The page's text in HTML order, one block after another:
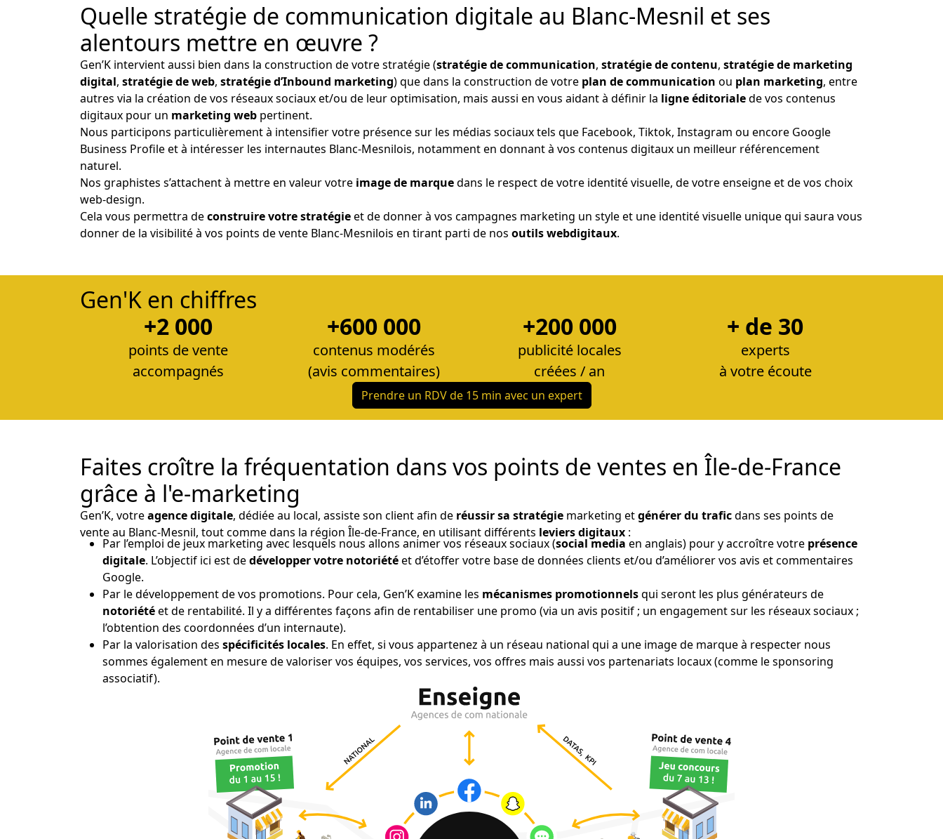
Quelle stratégie de communication digitale au Blanc-Mesnil et ses
alentours mettre en œuvre ?
Gen’K intervient aussi bien dans la construction de votre stratégie (stratégie de communication, stratégie de contenu, stratégie de marketing
digital, stratégie de web, stratégie d’Inbound marketing) que dans la construction de votre plan de communication ou plan marketing, entre
autres via la création de vos réseaux sociaux et/ou de leur optimisation, mais aussi en vous aidant à définir la ligne éditorialede vos contenus
digitaux pour un marketing web pertinent.
Nous participons particulièrement à intensifier votre présence sur les médias sociaux tels que Facebook, Tiktok, Instagram ou encore Google
Business Profile et à intéresser les internautes Blanc-Mesnilois, notamment en donnant à vos contenus digitaux un meilleur référencement
naturel.
Nos graphistes s’attachent à mettre en valeur votre image de marquedans le respect de votre identité visuelle, de votre enseigne et de vos choix
web-design.
Cela vous permettra deconstruire votre stratégieet de donner à vos campagnes marketing un style et une identité visuelle unique qui saura vous
donner de la visibilité à vos points de vente Blanc-Mesnilois en tirant parti de nos outils webdigitaux.
Gen'K en chiffres
+2 000
points de vente
accompagnés
+600 000
contenus modérés
(avis commentaires)
+200 000
publicité locales
créées / an
+ de 30
experts
à votre écoute
Prendre un RDV de 15 min avec un expert
Faites croître la fréquentation dans vos points de ventes en Île-de-France
grâce à l'e-marketing
Gen’K, votreagence digitale, dédiée au local, assiste son client afin de réussir sa stratégie marketing etgénérer du traficdans ses points de
vente au Blanc-Mesnil, tout comme dans la région Île-de-France, en utilisant différents leviers digitaux :
Par l’emploi de jeux marketing avec lesquels nous allons animer vos réseaux sociaux (social media en anglais) pour y accroître votre présence
digitale. L’objectif ici est dedévelopper votre notoriétéet d’étoffer votre base de données clients et/ou d’améliorer vos avis et commentaires
Google.
Par le développement de vos promotions. Pour cela, Gen’K examine les mécanismes promotionnelsqui seront les plus générateurs de
notoriétéet de rentabilité. Il y a différentes façons afin de rentabiliser une promo (via un avis positif ; un engagement sur les réseaux sociaux ;
l’obtention des coordonnées d’un internaute).
Par la valorisation des spécificités locales. En effet, si vous appartenez à un réseau national qui a une image de marque à respecter nous
sommes également en mesure de valoriser vos équipes, vos services, vos offres mais aussi vos partenariats locaux (comme le sponsoring
associatif).